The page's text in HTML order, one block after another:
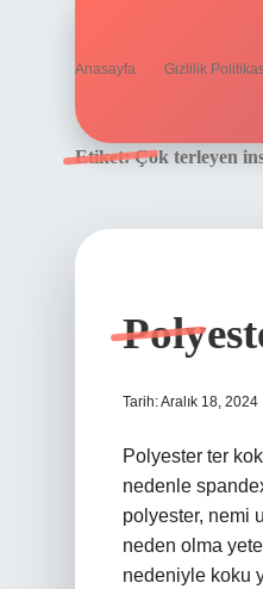
Anasayfa Gizlilik
Etiket:Çok terleyen
Tarih: Aralık 18, 2024
Polyester ter
nedenle
polyester, nemi
neden olma
nedeniyle koku